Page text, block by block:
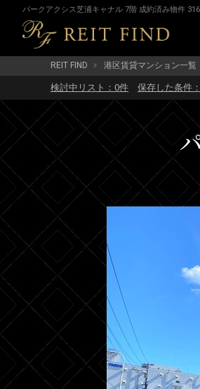
パークアクシス芝浦キャナル 7階 成約済み物件
REIT FIND 港区賃貸マンション一覧
検討中リスト： 0件 保存した条件：